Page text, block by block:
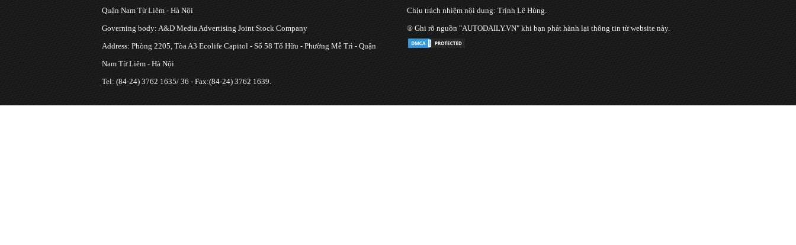
Quận Nam Từ Liêm - Hà Nội
Governing body: A&D Media Advertising Joint Stock Company
Address: Phòng 2205, Tòa A3 Ecolife Capitol - Số 58 Tố Hữu - Phường Mễ Trì - Quận
Nam Từ Liêm - Hà Nội
Tel: (84-24) 3762 1635/ 36 - Fax:(84-24) 3762 1639.
Chịu trách nhiệm nội dung: Trịnh Lê Hùng.
® Ghi rõ nguồn "AUTODAILY.VN" khi bạn phát hành lại thông tin từ website này.